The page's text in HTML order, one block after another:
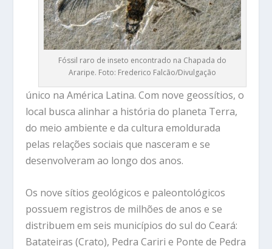
Fóssil raro de inseto encontrado na Chapada do
Araripe. Foto: Frederico Falcão/Divulgação
único na América Latina. Com nove geossítios, o
local busca alinhar a história do planeta Terra,
do meio ambiente e da cultura emoldurada
pelas relações sociais que nasceram e se
desenvolveram ao longo dos anos.
Os nove sítios geológicos e paleontológicos
possuem registros de milhões de anos e se
distribuem em seis municípios do sul do Ceará:
Batateiras (Crato), Pedra Cariri e Ponte de Pedra